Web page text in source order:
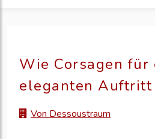
Wie Corsagen für
eleganten Auftritt
Von Dessoustraum